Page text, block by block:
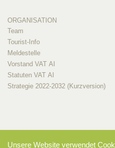
ORGANISATION
Team
Tourist-Info
Meldestelle
Vorstand VAT AI
Statuten VAT AI
Strategie 2022-2032 (Kurzversion)
Unsere Website verwendet